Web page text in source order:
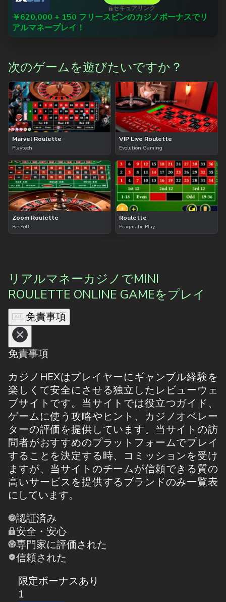
￥620,000 + 150 フリースピンのカジノボーナスでリ
アルマネープレイ！
セキュアリンク
次のゲームを遊びたいですか？
Marvel Roulette
Playtech
VIP Live Roulette
Evolution Gaming
Zoom Roulette
BetSoft
Roulette
Pragmatic Play
リアルマネーカジノでMINI
ROULETTE ONLINE GAMEをプレイ
免責事項
免責事項
カジノHEXはプレイヤーにギャンブル経験を
楽しくて安全にさせる独立したレビューウェ
ブサイトです。当サイトでは役立つガイド、
ゲームに使う攻略やヒント、カジノオペレー
ターの評価を提供しています。当サイトの訪
問者がおすすめのプラットフォームでプレイ
することを決定する時、コミッションを受け
ますが、当サイトのチームが信頼できる質の
高いサービスを提供するブランドのみ一覧表
にしています。
認証済み
安全・安心
専門家に評価された
信頼された
限定ボーナスあり
1